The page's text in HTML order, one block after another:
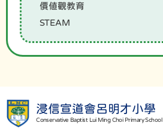
價值觀教育
STEAM
浸信宣道會呂明才小學
Conservative Baptist Lui Ming Choi Primary School